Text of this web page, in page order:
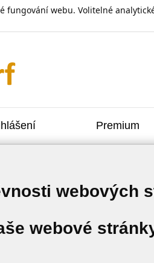
fungování webu. Volitelné
Premium
webových
webové